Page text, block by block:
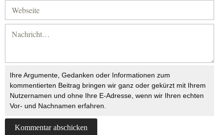
Ihre Argumente, Gedanken oder Informationen zum
kommentierten Beitrag bringen wir ganz oder gekürzt mit Ihrem
Nutzernamen und ohne Ihre E-Adresse, wenn wir Ihren echten
Vor- und Nachnamen erfahren.